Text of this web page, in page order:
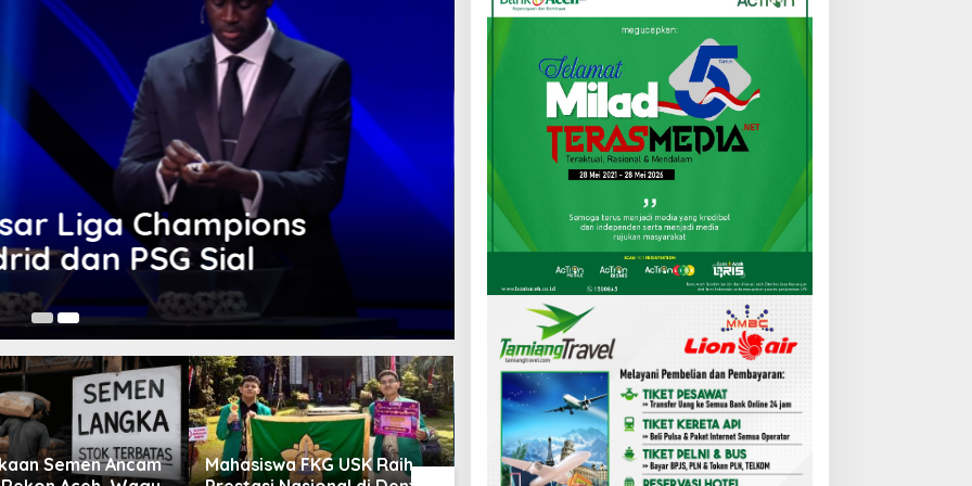
Liga Champions
dan PSG Sial
Kliping Olahraga
Guardiola Jamin Manc City
Leipzig di Leg Kedua
25 Februari 2023
Semen Ancam
Mahasiswa FKG USK Raih
Katanya Bebas Riba, Tapi
Cuaca Ekstrem, Pohon